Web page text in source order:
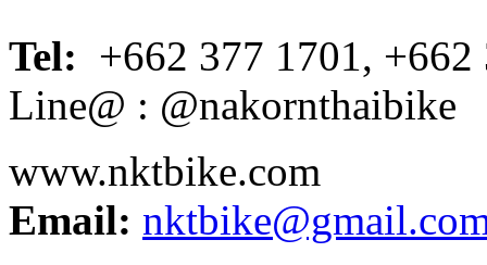
Tel: +662 377 1701,
Line@ : @nakornthaibike
www.nktbike.com
Email: